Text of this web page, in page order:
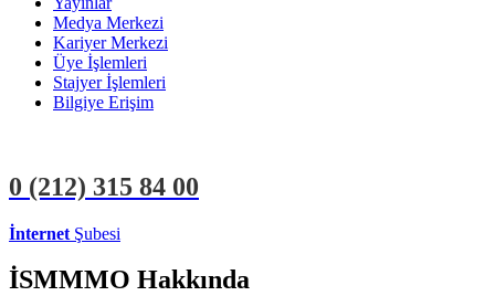
Medya Merkezi
Kariyer Merkezi
Üye İşlemleri
Stajyer İşlemleri
Bilgiye Erişim
0 (212) 315 84 00
İnternet Şubesi
İSMMMO Hakkında